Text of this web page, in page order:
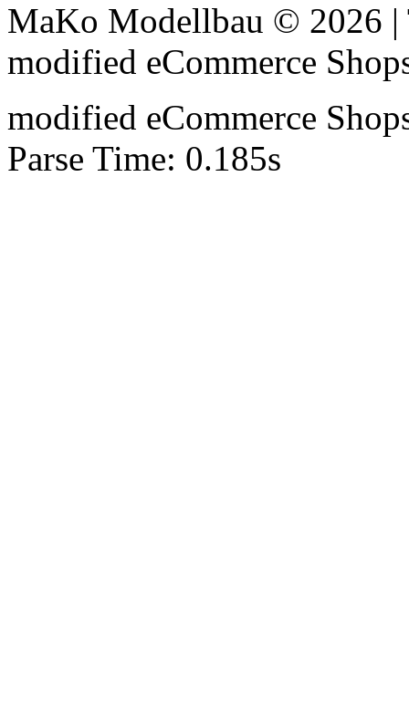
MaKo Modellbau © 2026
modified eCommerce
modified eCommerce
Parse Time: 0.185s